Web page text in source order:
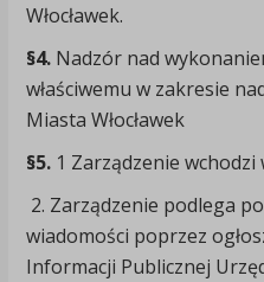
Włocławek.
§4.Nadzór nad
właściwemu w zakresie
Miasta Włocławek
§5.1 Zarządzenie wchodzi
2. Zarządzenie podlega
wiadomości poprzez
Informacji Publicznej